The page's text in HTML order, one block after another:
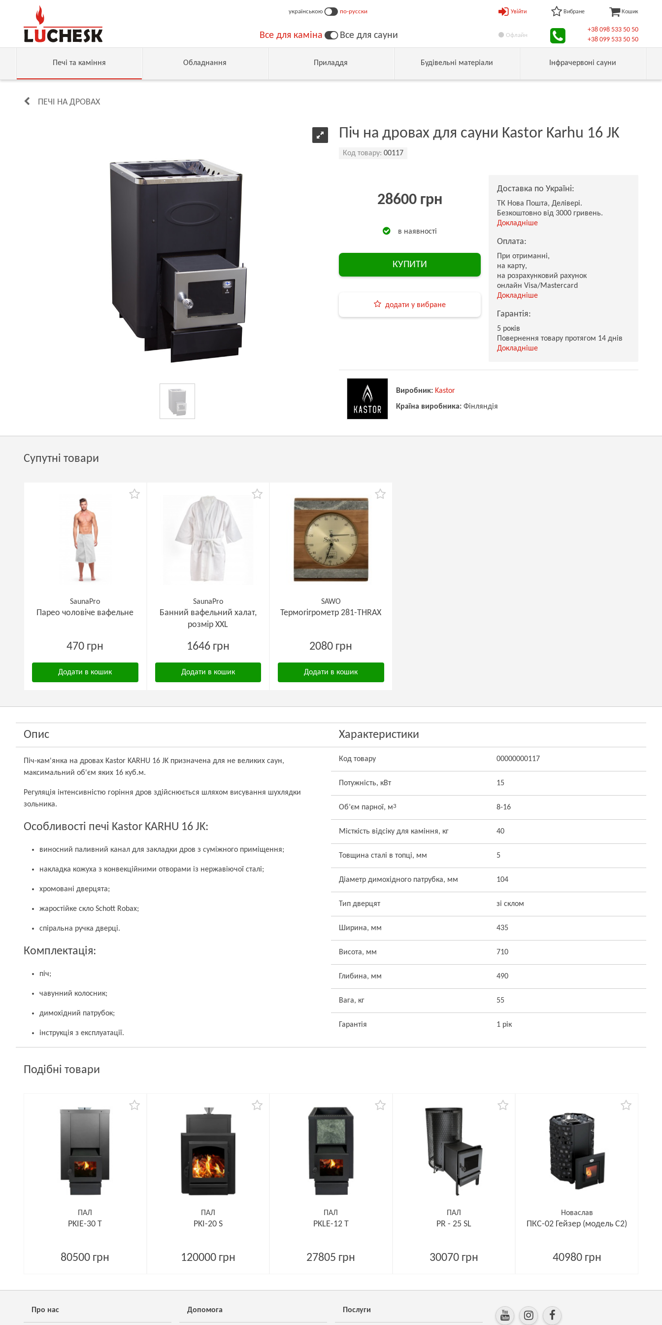
українською по-русски
Все для каміна Все для сауни
Увійти Вибране Кошик
Офлайн
+38 098 533 50 50
+38 099 533 50 50
Печі та каміння Обладнання Приладдя Будівельні матеріали Інфрачервоні сауни
ПЕЧІ НА ДРОВАХ
Піч на дровах для сауни Kastor Karhu 16 JK
Код товару: 00117
28600 грн
в наявності
КУПИТИ
додати у вибране
Доставка по Україні:
ТК Нова Пошта, Делівері.
Безкоштовно від 3000 гривень.
Докладніше
Оплата:
При отриманні,
на карту,
на розрахунковий рахунок
онлайн Visa/Mastercard
Докладніше
Гарантія:
5 років
Повернення товару протягом 14 днів
Докладніше
Виробник: Kastor
Країна виробника: Фінляндія
Супутні товари
SaunaPro
Парео чоловіче вафельне
470 грн
Додати в кошик
SaunaPro
Банний вафельний халат,
розмір XXL
1646 грн
Додати в кошик
SAWO
Термогігрометр 281-THRAX
2080 грн
Додати в кошик
Опис
Піч-кам'янка на дровах Kastor KARHU 16 JK призначена для не великих саун,
максимальний об'єм яких 16 куб.м.
Регуляція інтенсивністю горіння дров здійснюється шляхом висування шухлядки
зольника.
Особливості печі Kastor KARHU 16 JK:
виносний паливний канал для закладки дров з суміжного приміщення;
накладка кожуха з конвекційними отворами із нержавіючої сталі;
хромовані дверцята;
жаростійке скло Schott Robax;
спіральна ручка дверці.
Комплектація:
піч;
чавунний колосник;
димохідний патрубок;
інструкція з експлуатації.
Характеристики
Код товару 00000000117
Потужність, кВт 15
Об’єм парної, м3 8-16
Місткість відсіку для каміння, кг 40
Товщина сталі в топці, мм 5
Діаметр димохідного патрубка, мм 104
Тип дверцят зі склом
Ширина, мм 435
Висота, мм 710
Глибина, мм 490
Вага, кг 55
Гарантія 1 рік
Подібні товари
ПАЛ
PKIE-30 T
80500 грн
ПАЛ
PKI-20 S
120000 грн
ПАЛ
PKLE-12 T
27805 грн
ПАЛ
PR - 25 SL
30070 грн
Новаслав
ПКС-02 Гейзер (модель С2)
40980 грн
Про нас Допомога Послуги